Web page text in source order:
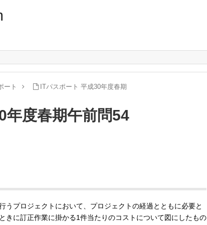
ート ITパスポート 平成30年度春期
年度春期午前問54
うプロジェクトにおいて、プロジェクトの経過とともに必要と
きに訂正作業に掛かる1件当たりのコストについて図にしたもの